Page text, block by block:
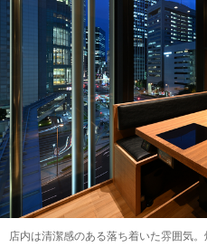
店内は清潔感のある落ち着いた雰囲気